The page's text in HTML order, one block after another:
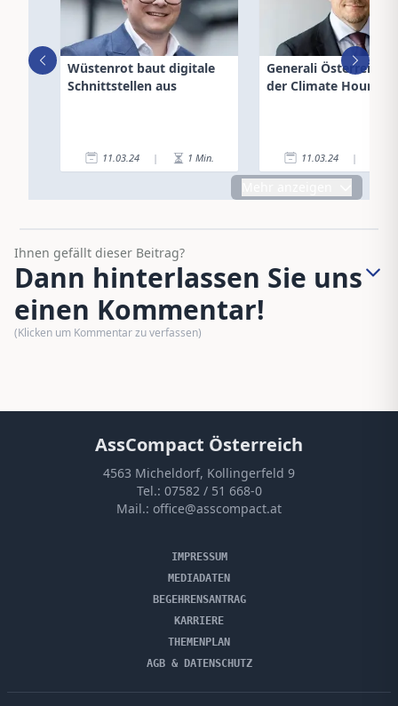
Wüstenrot baut digitale
Schnittstellen aus
11.03.24 | 1 Min.
Generali Österreich
der Climate Hours
11.03.24 |
Ihnen gefällt dieser Beitrag?
Dann hinterlassen Sie uns
einen Kommentar!
(Klicken um Kommentar zu verfassen)
AssCompact Österreich
4563 Micheldorf, Kollingerfeld 9
Tel.: 07582 / 51 668-0
Mail.: office@asscompact.at
IMPRESSUM
MEDIADATEN
BEGEHRENSANTRAG
KARRIERE
THEMENPLAN
AGB & DATENSCHUTZ